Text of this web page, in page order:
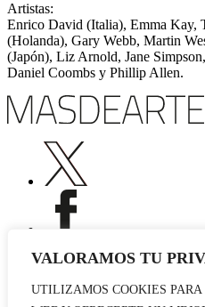
VALORAMOS TU
UTILIZAMOS COOKIES
Artistas:
Enrico David (Italia), Emma Kay,
(Holanda), Gary Webb, Martin
(Japón), Liz Arnold, Jane
Daniel Coombs y Phillip Allen.